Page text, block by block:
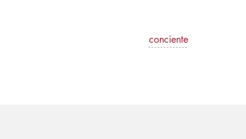
conciente